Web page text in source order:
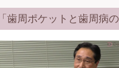
「歯周ポケットと歯周病